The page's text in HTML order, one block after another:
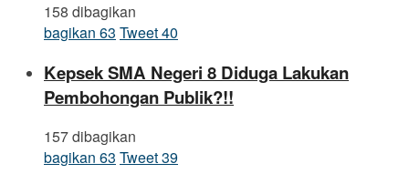
158 dibagikan
bagikan 63 Tweet40
Kepsek SMA Negeri 8 Diduga Lakukan
Pembohongan Publik?!!
157 dibagikan
bagikan 63 Tweet39